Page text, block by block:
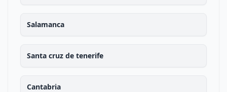
Salamanca
Santa cruz de tenerife
Cantabria